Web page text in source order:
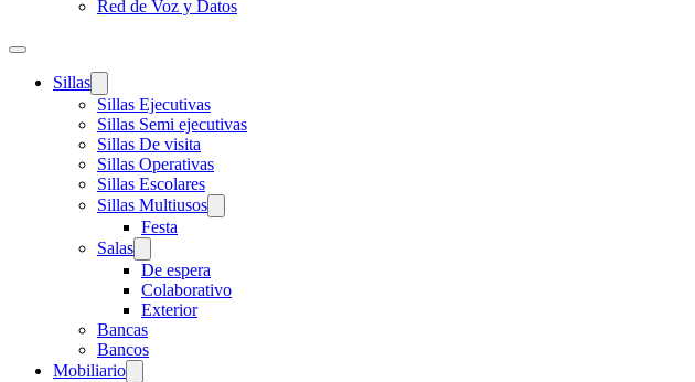
Red de Voz y Datos
Sillas
Sillas Ejecutivas
Sillas Semi ejecutivas
Sillas De visita
Sillas Operativas
Sillas Escolares
Sillas Multiusos
Festa
Salas
De espera
Colaborativo
Exterior
Bancas
Bancos
Mobiliario